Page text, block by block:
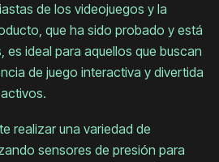
de los videojuegos y la
que ha sido probado y está
ideal para aquellos que buscan
de juego interactiva y divertida
realizar una variedad de
sensores de presión para